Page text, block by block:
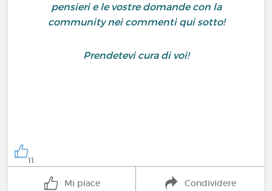
pensieri e le vostre domande con la
community nei commenti qui sotto!
Prendetevi cura di voi!
11
Mi piace Condividere